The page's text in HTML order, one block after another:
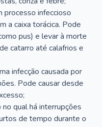
processo infeccioso
a caixa torácica. Pode
pus) e levar à morte
catarro até calafrios e
infecção causada por
Pode causar desde
qual há interrupções
de tempo durante o